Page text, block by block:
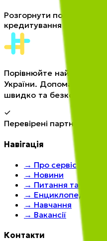
Розгорнути
кредитування →
Порівнюйте найкращі
України. Допомагаємо
швидко та безкоштовно.
Перевірені партнери та
Навігація
→ Про сервіс
→ Новини
→ Питання та
→ Енциклопедія
→ Навчання
→ Вакансії
Контакти